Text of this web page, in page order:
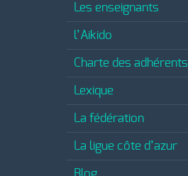
Les enseignants
l’Aikido
Charte des adhérents
Lexique
La fédération
La ligue côte d’azur
Blog